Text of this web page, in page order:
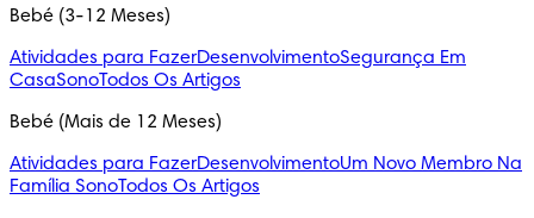
Bebé (3-12 Meses)
Atividades para FazerDesenvolvimentoSegurança Em
CasaSonoTodos Os Artigos
Bebé (Mais de 12 Meses)
Atividades para FazerDesenvolvimentoUm Novo Membro Na
Família SonoTodos Os Artigos